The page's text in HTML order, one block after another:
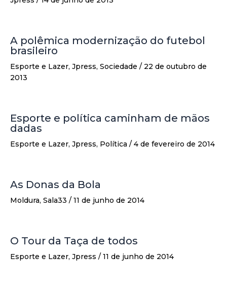
A polêmica modernização do futebol
brasileiro
Esporte e Lazer, Jpress, Sociedade / 22 de outubro de
2013
Esporte e política caminham de mãos
dadas
Esporte e Lazer, Jpress, Política / 4 de fevereiro de 2014
As Donas da Bola
Moldura, Sala33 / 11 de junho de 2014
O Tour da Taça de todos
Esporte e Lazer, Jpress / 11 de junho de 2014